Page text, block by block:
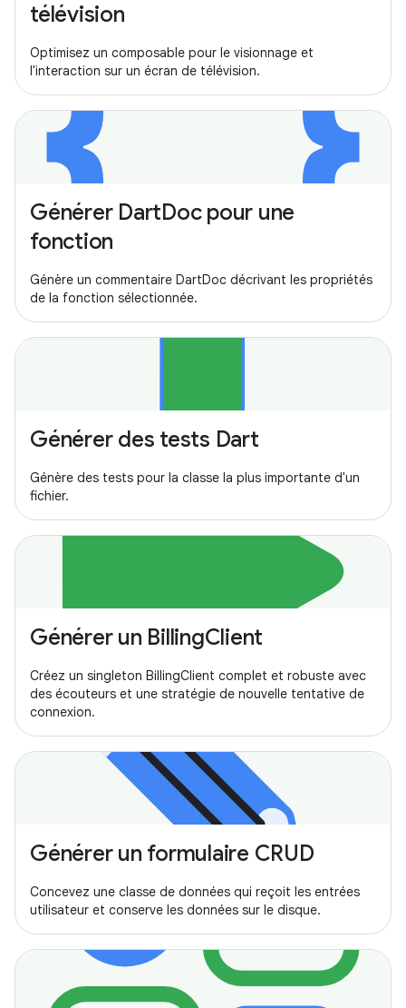
télévision
Optimisez un composable pour le visionnage et
l'interaction sur un écran de télévision.
Générer DartDoc pour une
fonction
Génère un commentaire DartDoc décrivant les propriétés
de la fonction sélectionnée.
Générer des tests Dart
Génère des tests pour la classe la plus importante d'un
fichier.
Générer un BillingClient
Créez un singleton BillingClient complet et robuste avec
des écouteurs et une stratégie de nouvelle tentative de
connexion.
Générer un formulaire CRUD
Concevez une classe de données qui reçoit les entrées
utilisateur et conserve les données sur le disque.